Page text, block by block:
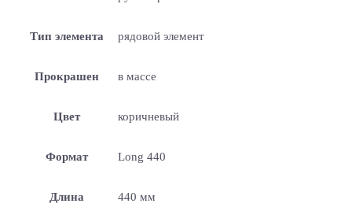
Тип элемента рядовой элемент
Прокрашен в массе
Цвет коричневый
Формат Long 440
Длина 440 мм